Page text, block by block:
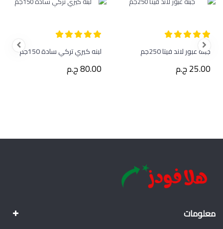
جبنه عبور لاند فيتا 250جم
25.00 ج.م
لبنه كيري تركي سادة 150جم
80.00 ج.م
معلومات